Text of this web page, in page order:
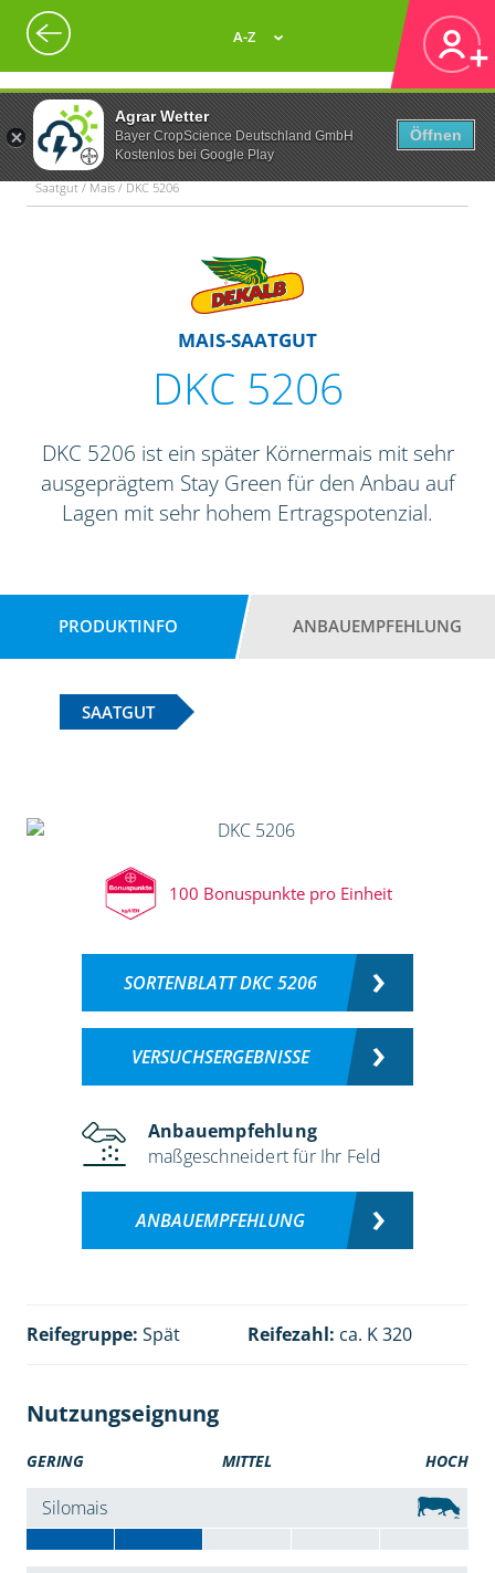
Agrar Wetter
Bayer CropScience Deutschland GmbH
Kostenlos bei Google Play
Öffnen
A-Z
Saatgut / Mais / DKC 5206
MAIS-SAATGUT
DKC 5206
DKC 5206 ist ein später Körnermais mit sehr
ausgeprägtem Stay Green für den Anbau auf
Lagen mit sehr hohem Ertragspotenzial.
PRODUKTINFO ANBAUEMPFEHLUNG
SAATGUT
100 Bonuspunkte pro Einheit
SORTENBLATT DKC 5206
VERSUCHSERGEBNISSE
Anbauempfehlung
maßgeschneidert für Ihr Feld
ANBAUEMPFEHLUNG
Reifegruppe: Spät Reifezahl: ca. K 320
Nutzungseignung
GERING MITTEL HOCH
Silomais